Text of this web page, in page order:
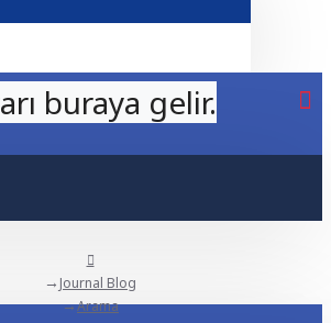
buraya gelir.
Journal Blog
Arama